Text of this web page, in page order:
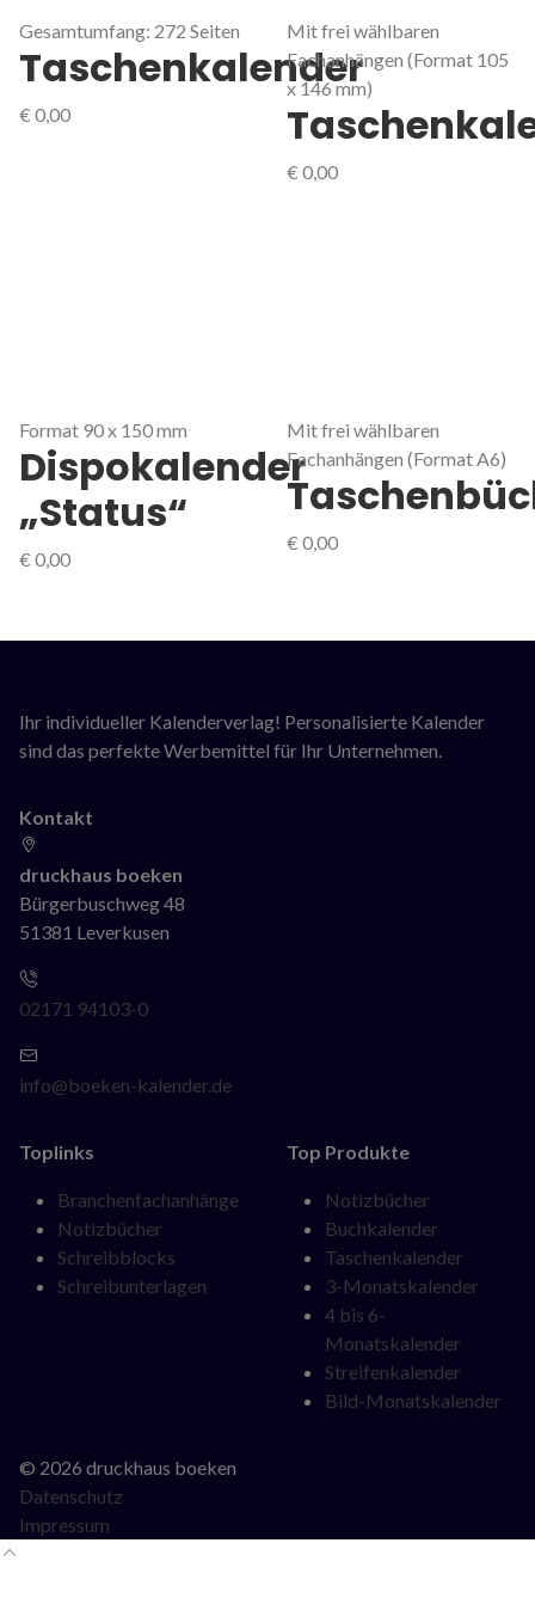
Gesamtumfang: 272 Seiten
Taschenkalender
€ 0,00
Mit frei wählbaren
Fachanhängen (Format 105
x 146 mm)
€ 0,00
Format 90 x 150 mm
Dispokalender
„Status“
€ 0,00
Mit frei wählbaren
Fachanhängen (Format A6)
€ 0,00
Ihr individueller Kalenderverlag! Personalisierte Kalender
sind das perfekte Werbemittel für Ihr Unternehmen.
Kontakt
druckhaus boeken
Bürgerbuschweg 48
51381 Leverkusen
02171 94103-0
info@boeken-kalender.de
Toplinks
Navigation
überspringen
Branchenfachanhänge
Notizbücher
Schreibblocks
Schreibunterlagen
Top Produkte
Navigation
überspringen
Notizbücher
Buchkalender
Taschenkalender
3-Monatskalender
4 bis 6-
Monatskalender
Streifenkalender
Bild-Monatskalender
© 2026 druckhaus boeken
Datenschutz
Impressum